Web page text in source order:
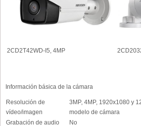
2CD2T42WD-I5, 4MP
Información básica de la cámara
Resolución de
vídeo/imagen
3MP, 4MP, 1920x1080 y
modelo de cámara
Grabación de audio
No